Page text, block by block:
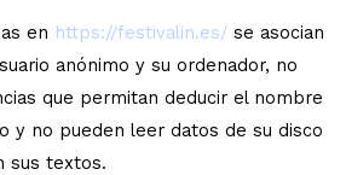
en https://festivalin.es/ se asocian
anónimo y su ordenador, no
que permitan deducir el nombre
y no pueden leer datos de su disco
sus textos.